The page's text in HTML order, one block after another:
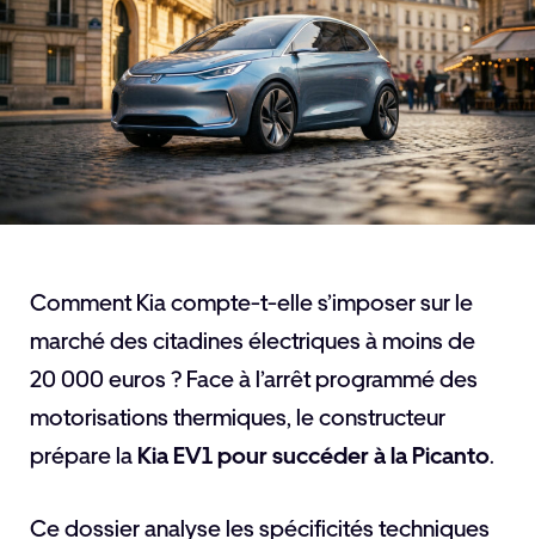
Comment Kia compte-t-elle s’imposer sur le
marché des citadines électriques à moins de
20 000 euros ? Face à l’arrêt programmé des
motorisations thermiques, le constructeur
prépare la Kia EV1 pour succéder à la Picanto.
Ce dossier analyse les spécificités techniques